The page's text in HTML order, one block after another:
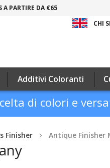
A PARTIRE DA €65
CHI
Additivi Coloranti
di colori e
Finisher Antique Finisher